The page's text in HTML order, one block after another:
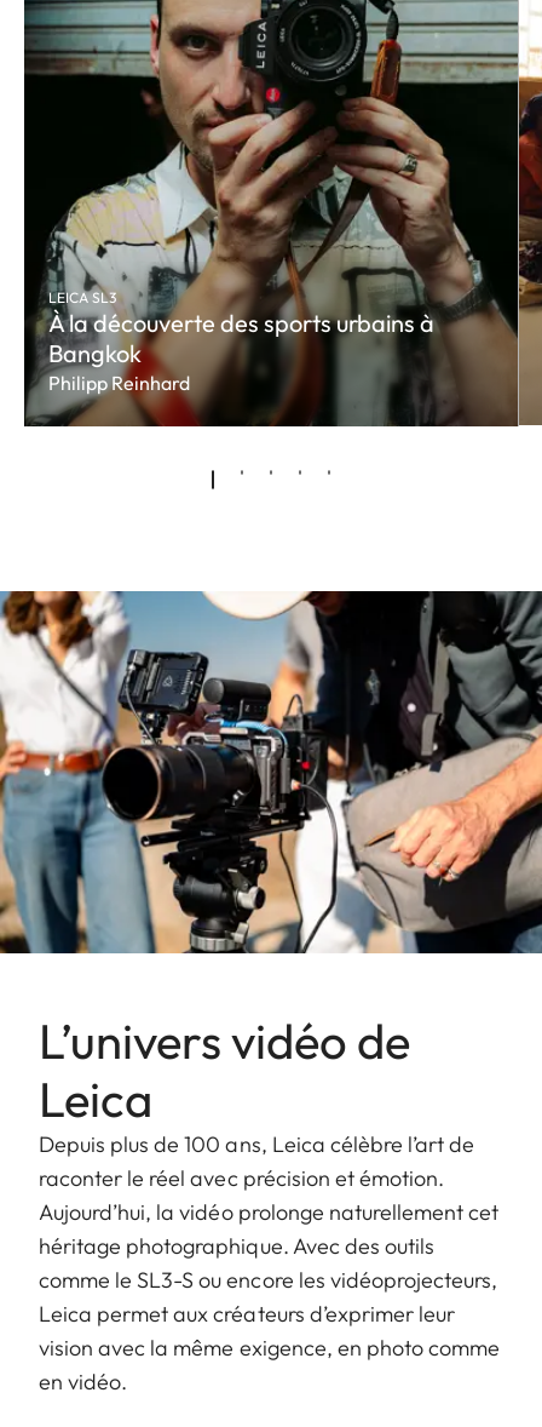
LEICA SL3
À la découverte des sports urbains à
Bangkok
Philipp Reinhard
L’univers vidéo de
Leica
Depuis plus de 100 ans, Leica célèbre l’art de
raconter le réel avec précision et émotion.
Aujourd’hui, la vidéo prolonge naturellement cet
héritage photographique. Avec des outils
comme le SL3-S ou encore les vidéoprojecteurs,
Leica permet aux créateurs d’exprimer leur
vision avec la même exigence, en photo comme
en vidéo.